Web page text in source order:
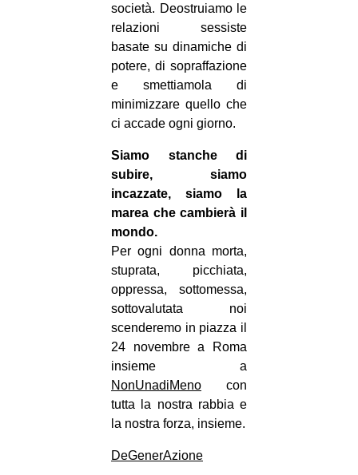
società. Deostruiamo le
relazioni sessiste
basate su dinamiche di
potere, di sopraffazione
e smettiamola di
minimizzare quello che
ci accade ogni giorno.
Siamo stanche di
subire, siamo
incazzate, siamo la
marea che cambierà il
mondo.
Per ogni donna morta,
stuprata, picchiata,
oppressa, sottomessa,
sottovalutata noi
scenderemo in piazza il
24 novembre a Roma
insieme a
NonUnadiMeno con
tutta la nostra rabbia e
la nostra forza, insieme.
DeGenerAzione